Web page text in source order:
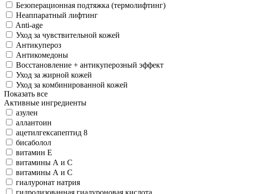
Безоперационная подтяжка (термолифтинг)
Неаппаратный лифтинг
Anti-age
Уход за чувствительной кожей
Антикупероз
Антикомедоны
Восстановление + антикуперозный эффект
Уход за жирной кожей
Уход за комбинированной кожей
Показать все
Активные ингредиенты
азулен
аллантоин
ацетилгексапептид 8
бисаболол
витамин Е
витамины А и С
витамины А и С
гиалуронат натрия
гидролизованная гиалуроновая кислота